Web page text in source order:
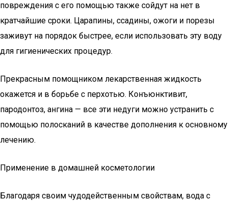
повреждения с его помощью также сойдут на нет в
кратчайшие сроки. Царапины, ссадины, ожоги и порезы
заживут на порядок быстрее, если использовать эту воду
для гигиенических процедур.
Прекрасным помощником лекарственная жидкость
окажется и в борьбе с перхотью. Конъюнктивит,
пародонтоз, ангина — все эти недуги можно устранить с
помощью полосканий в качестве дополнения к основному
лечению.
Применение в домашней косметологии
Благодаря своим чудодейственным свойствам, вода с